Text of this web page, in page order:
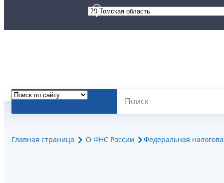
Главная страница О ФНС России Федеральная